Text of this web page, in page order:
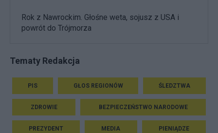
Rok z Nawrockim. Głośne weta, sojusz z USA i
powrót do Trójmorza
Tematy Redakcja
PIS GŁOS REGIONÓW ŚLEDZTWA
ZDROWIE BEZPIECZEŃSTWO NARODOWE
PREZYDENT MEDIA PIENIĄDZE